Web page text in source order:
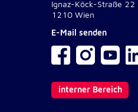
Ignaz-Köck-Straße 22
1210 Wien
E-Mail senden
interner Bereich